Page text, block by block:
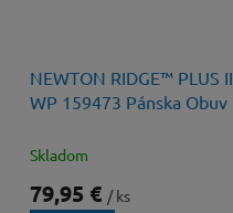
NEWTON RIDGE™ PLUS II
WP 159473 Pánska Obuv
Skladom
79,95 € / ks